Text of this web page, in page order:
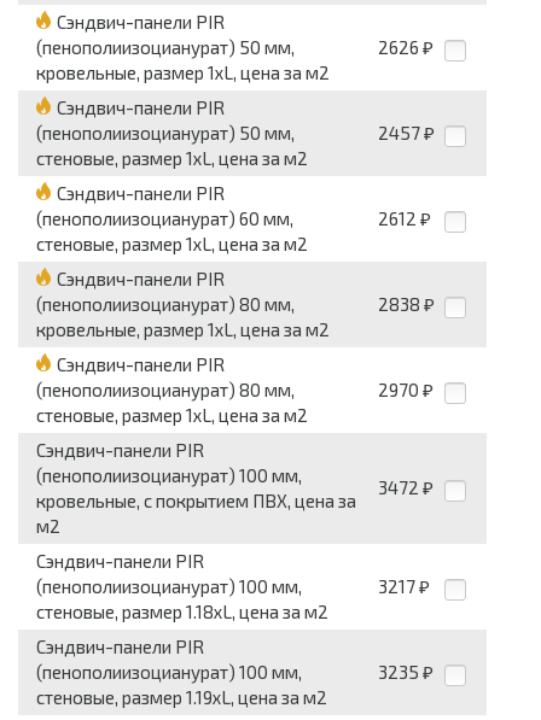
Сэндвич-панели PIR
(пенополиизоцианурат) 50 мм,
кровельные, размер 1хL, цена за м2
2626 ₽
Сэндвич-панели PIR
(пенополиизоцианурат) 50 мм,
стеновые, размер 1хL, цена за м2
2457 ₽
Сэндвич-панели PIR
(пенополиизоцианурат) 60 мм,
стеновые, размер 1хL, цена за м2
2612 ₽
Сэндвич-панели PIR
(пенополиизоцианурат) 80 мм,
кровельные, размер 1хL, цена за м2
2838 ₽
Сэндвич-панели PIR
(пенополиизоцианурат) 80 мм,
стеновые, размер 1хL, цена за м2
2970 ₽
Сэндвич-панели PIR
(пенополиизоцианурат) 100 мм,
кровельные, с покрытием ПВХ, цена за
м2
3472 ₽
Сэндвич-панели PIR
(пенополиизоцианурат) 100 мм,
стеновые, размер 1.18хL, цена за м2
3217 ₽
Сэндвич-панели PIR
(пенополиизоцианурат) 100 мм,
стеновые, размер 1.19хL, цена за м2
3235 ₽